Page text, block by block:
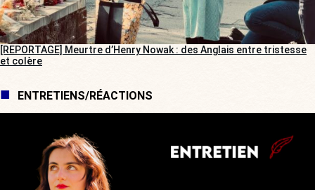
[REPORTAGE] Meurtre d’Henry Nowak : des Anglais entre tristesse
et colère
ENTRETIENS/RÉACTIONS